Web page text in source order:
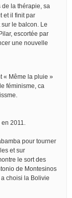
de la thérapie, sa
et il finit par
le balcon. Le
escortée par
une nouvelle
« Même la pluie »
féminisme, ca
2011.
pour tourner
et sur
le sort des
de Montesinos
choisi la Bolivie